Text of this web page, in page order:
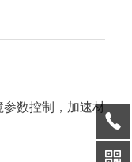
数控制，加速材